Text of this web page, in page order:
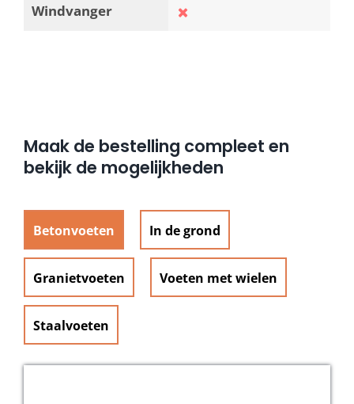
Windvanger
Maak de bestelling compleet en
bekijk de mogelijkheden
Betonvoeten In de grond
Granietvoeten Voeten met wielen
Staalvoeten